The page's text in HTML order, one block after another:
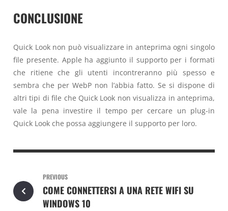
CONCLUSIONE
Quick Look non può visualizzare in anteprima ogni singolo
file presente. Apple ha aggiunto il supporto per i formati
che ritiene che gli utenti incontreranno più spesso e
sembra che per WebP non l’abbia fatto. Se si dispone di
altri tipi di file che Quick Look non visualizza in anteprima,
vale la pena investire il tempo per cercare un plug-in
Quick Look che possa aggiungere il supporto per loro.
PREVIOUS
COME CONNETTERSI A UNA RETE WIFI SU
WINDOWS 10